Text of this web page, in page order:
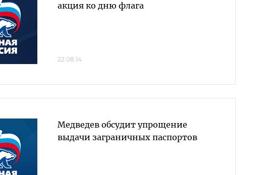
акция ко дню флага
22.08.14
Медведев обсудит упрощение
выдачи заграничных паспортов